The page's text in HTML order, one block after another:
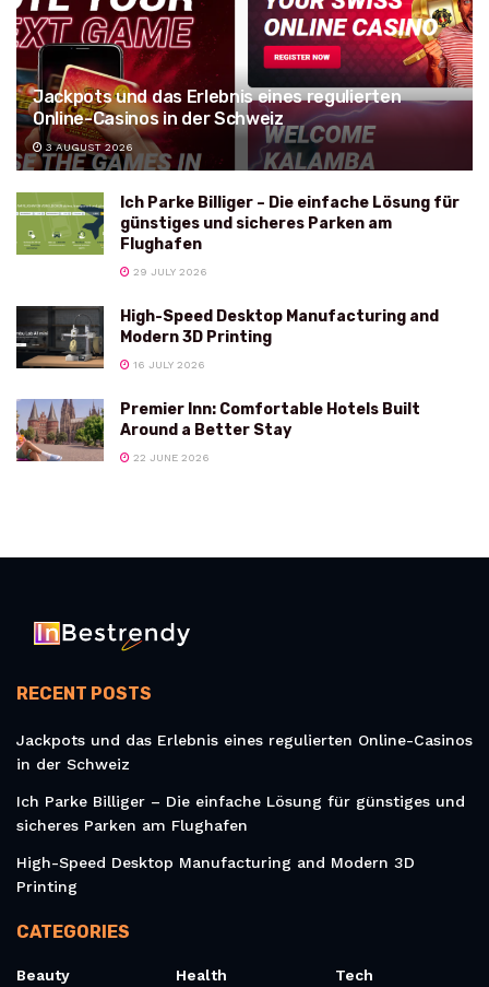
Jackpots und das Erlebnis eines regulierten
Online-Casinos in der Schweiz
3 AUGUST 2026
Ich Parke Billiger – Die einfache Lösung für
günstiges und sicheres Parken am
Flughafen
29 JULY 2026
High-Speed Desktop Manufacturing and
Modern 3D Printing
16 JULY 2026
Premier Inn: Comfortable Hotels Built
Around a Better Stay
22 JUNE 2026
RECENT POSTS
Jackpots und das Erlebnis eines regulierten Online-Casinos
in der Schweiz
Ich Parke Billiger – Die einfache Lösung für günstiges und
sicheres Parken am Flughafen
High-Speed Desktop Manufacturing and Modern 3D
Printing
CATEGORIES
Beauty Health Tech